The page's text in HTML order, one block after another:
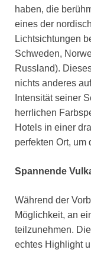
haben, die
eines der
Lichtsichtungen
Schweden,
Russland).
nichts anderes
Intensität seiner
herrlichen
Hotels in einer
perfekten Ort, um
Spannende
Während der
Möglichkeit, an
teilzunehmen.
echtes Highlight